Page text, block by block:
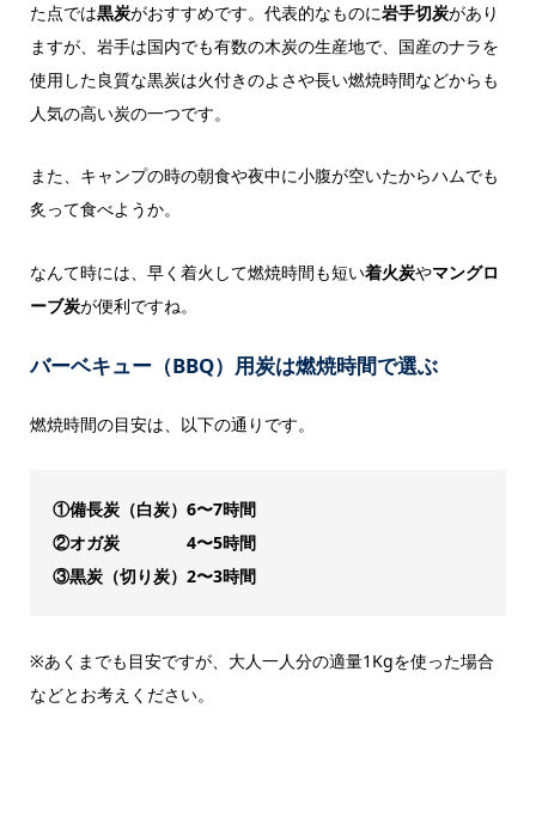
た点では黒炭がおすすめです。代表的なものに岩手切炭があり
ますが、岩手は国内でも有数の木炭の生産地で、国産のナラを
使用した良質な黒炭は火付きのよさや長い燃焼時間などからも
人気の高い炭の一つです。
また、キャンプの時の朝食や夜中に小腹が空いたからハムでも
炙って食べようか。
なんて時には、早く着火して燃焼時間も短い着火炭やマングロ
ーブ炭が便利ですね。
バーベキュー（BBQ）用炭は燃焼時間で選ぶ
燃焼時間の目安は、以下の通りです。
①備長炭（白炭）6〜7時間
②オガ炭 4〜5時間
③黒炭（切り炭）2〜3時間
※あくまでも目安ですが、大人一人分の適量1Kgを使った場合
などとお考えください。